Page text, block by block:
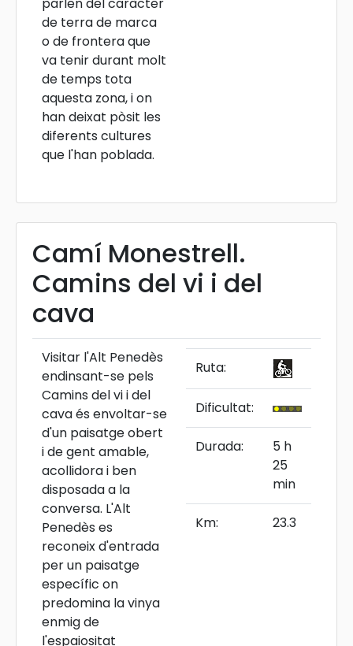
de terra de marca
o de frontera que
va tenir durant molt
de temps tota
aquesta zona, i on
han deixat pòsit les
diferents cultures
que l'han poblada.
Camí Monestrell.
Camins del vi i del
cava
Visitar l'Alt Penedès
endinsant-se pels
Camins del vi i del
cava és envoltar-se
d'un paisatge obert
i de gent amable,
acollidora i ben
disposada a la
conversa. L'Alt
Penedès es
reconeix d'entrada
per un paisatge
específic on
predomina la vinya
enmig de
l'espaiositat
Ruta:
Dificultat:
Durada:
5 h
25
min
Km: 23.3